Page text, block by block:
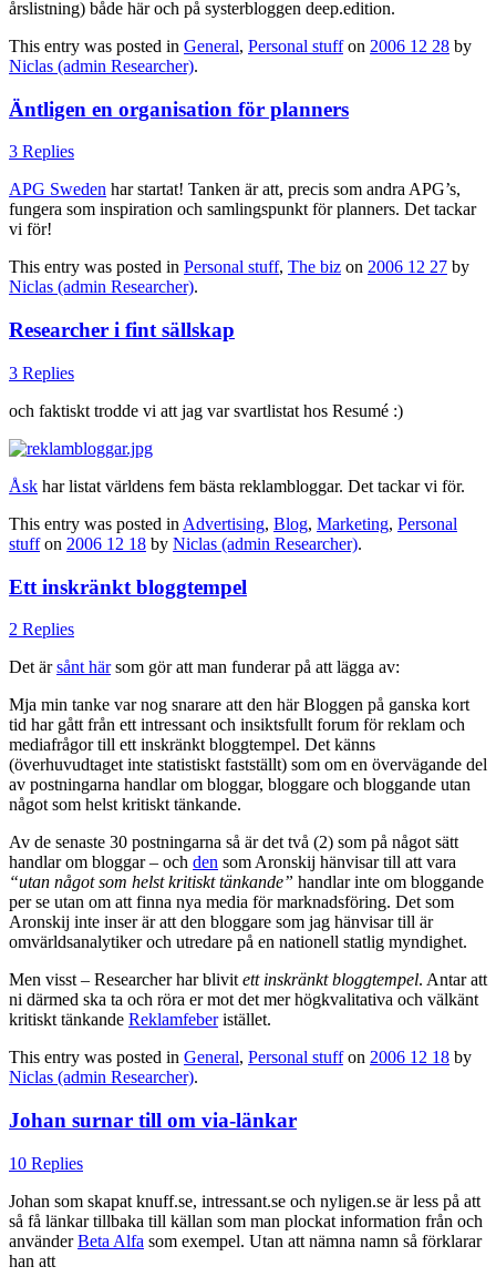
årslistning) både här och på systerbloggen deep.edition.
This entry was posted in General, Personal stuffon 2006 12 28 by
Niclas (admin Researcher).
Äntligen en organisation för planners
3 Replies
APG Sweden har startat! Tanken är att, precis som andra APG’s,
fungera som inspiration och samlingspunkt för planners. Det tackar
vi för!
This entry was posted in Personal stuff, The biz on 2006 12 27 by
Niclas (admin Researcher).
Researcher i fint sällskap
3 Replies
och faktiskt trodde vi att jag var svartlistat hos Resumé :)
Åsk har listat världens fem bästa reklambloggar. Det tackar vi för.
This entry was posted in Advertising, Blog, Marketing, Personal
stuffon 2006 12 18 by Niclas (admin Researcher).
Ett inskränkt bloggtempel
2 Replies
Det ärsånt härsom gör att man funderar på att lägga av:
Mja min tanke var nog snarare att den här Bloggen på ganska kort
tid har gått från ett intressant och insiktsfullt forum för reklam och
mediafrågor till ett inskränkt bloggtempel. Det känns
(överhuvudtaget inte statistiskt fastställt) som om en övervägande del
av postningarna handlar om bloggar, bloggare och bloggande utan
något som helst kritiskt tänkande.
Av de senaste 30 postningarna så är det två (2) som på något sätt
handlar om bloggar – och den som Aronskij hänvisar till att vara
“utan något som helst kritiskt tänkande” handlar inte om bloggande
per se utan om att finna nya media för marknadsföring. Det som
Aronskij inte inser är att den bloggare som jag hänvisar till är
omvärldsanalytiker och utredare på en nationell statlig myndighet.
Men visst – Researcher har blivit ett inskränkt bloggtempel. Antar att
ni därmed ska ta och röra er mot det mer högkvalitativa och välkänt
kritiskt tänkande Reklamfeberistället.
This entry was posted in General, Personal stuffon 2006 12 18 by
Niclas (admin Researcher).
Johan surnar till om via-länkar
10 Replies
Johan som skapat knuff.se, intressant.se och nyligen.se är less på att
så få länkar tillbaka till källan som man plockat information från och
använderBeta Alfa som exempel. Utan att nämna namn så förklarar
han att